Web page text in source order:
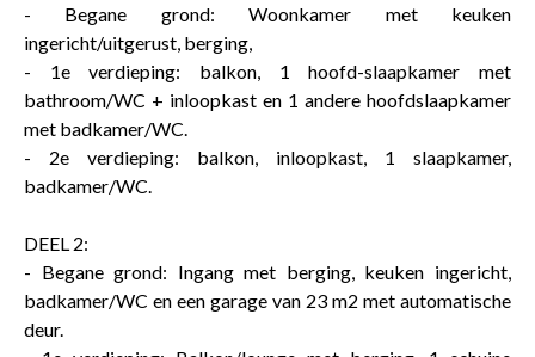
- Begane grond: Woonkamer met keuken
ingericht/uitgerust, berging,
- 1e verdieping: balkon, 1 hoofd-slaapkamer met
bathroom/WC + inloopkast en 1 andere hoofdslaapkamer
met badkamer/WC.
- 2e verdieping: balkon, inloopkast, 1 slaapkamer,
badkamer/WC.
DEEL 2:
- Begane grond: Ingang met berging, keuken ingericht,
badkamer/WC en een garage van 23 m2 met automatische
deur.